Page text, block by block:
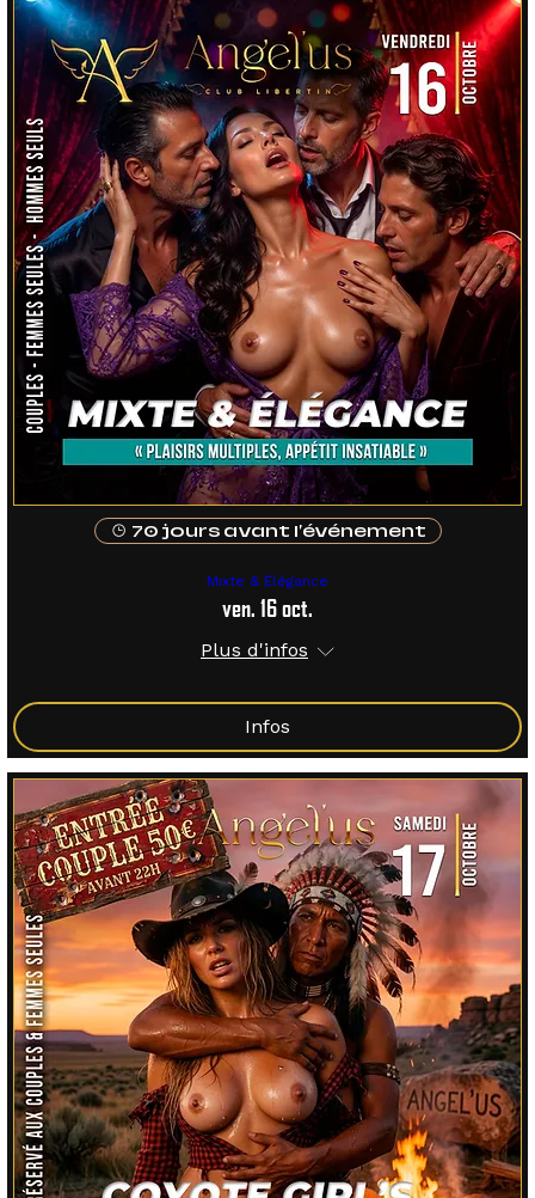
70 jours avant l'événement
Mixte & Élégance
ven. 16 oct.
Plus d'infos
Infos